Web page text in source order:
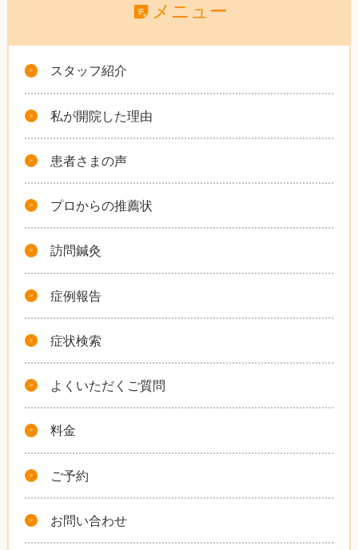
メニュー
スタッフ紹介
私が開院した理由
患者さまの声
プロからの推薦状
訪問鍼灸
症例報告
症状検索
よくいただくご質問
料金
ご予約
お問い合わせ